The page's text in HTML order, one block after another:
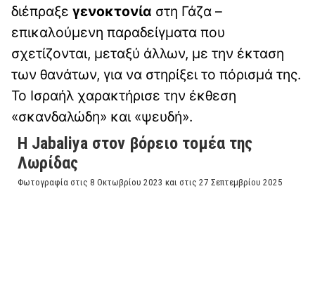
διέπραξε γενοκτονία στη Γάζα –
επικαλούμενη παραδείγματα που
σχετίζονται, μεταξύ άλλων, με την έκταση
των θανάτων, για να στηρίξει το πόρισμά της.
Το Ισραήλ χαρακτήρισε την έκθεση
«σκανδαλώδη» και «ψευδή».